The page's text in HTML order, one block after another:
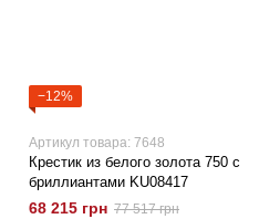
−12%
Артикул товара: 7648
Крестик из белого золота 750 с
бриллиантами KU08417
68 215 грн 77 517 грн